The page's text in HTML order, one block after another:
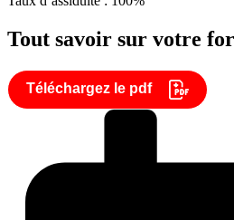
Tout savoir sur votre
Téléchargez le pdf